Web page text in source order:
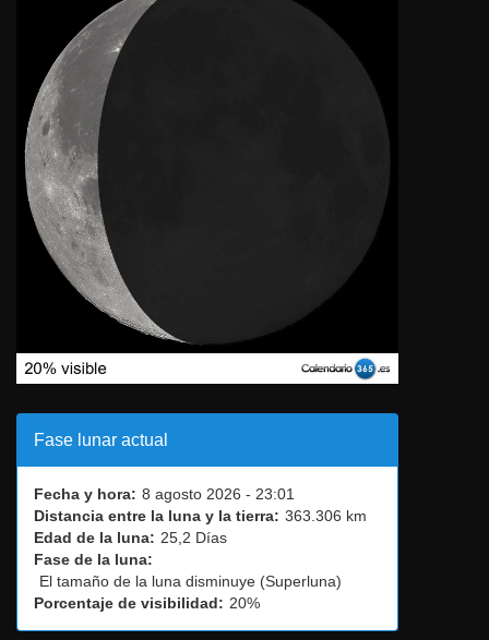
Fase lunar actual
Fecha y hora: 8 agosto 2026 - 23:01
Distancia entre la luna y la tierra: 363.306 km
Edad de la luna: 25,2 Días
Fase de la luna:
El tamaño de la luna disminuye (Superluna)
Porcentaje de visibilidad: 20%